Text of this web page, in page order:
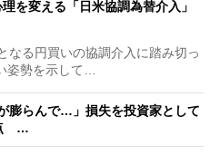
を変える「日米協調為替介入」
る円買いの協調介入に踏み切っ
姿勢を示して…
膨らんで…」損失を投資家として
点 …